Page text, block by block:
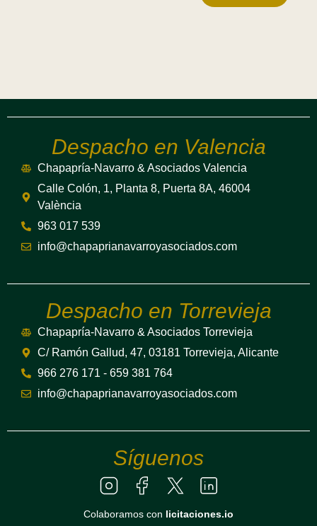
Despacho en Valencia
Chapapría-Navarro & Asociados Valencia
Calle Colón, 1, Planta 8, Puerta 8A, 46004
València
963 017 539
info@chapaprianavarroyasociados.com
Despacho en Torrevieja
Chapapría-Navarro & Asociados Torrevieja
C/ Ramón Gallud, 47, 03181 Torrevieja, Alicante
966 276 171 - 659 381 764
info@chapaprianavarroyasociados.com
Síguenos
Colaboramos con licitaciones.io